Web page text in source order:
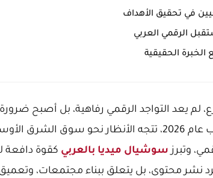
في تحقيق الأهداف
الرقمي العربي
الحقيقية
لم يعد التواجد الرقمي رفاهية، بل أصبح
والاستمرارية. ومع اقتراب عام 2026، تتجه الأنظار نحو
سوشيال ميديا بالعربي كقوة دافعة
نشر محتوى، بل يتعلق ببناء مجتمعات،